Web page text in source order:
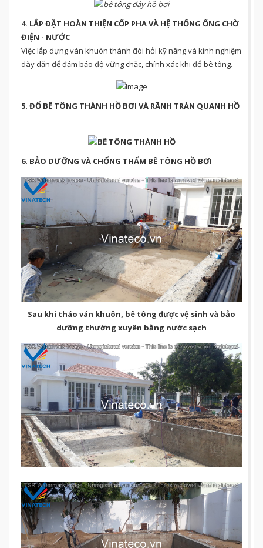
4. LẮP ĐẶT HOÀN THIỆN CỐP PHA VÀ HỆ THỐNG ỐNG CHỜ
ĐIỆN - NƯỚC
Việc lắp dựng ván khuôn thành đòi hỏi kỹ năng và kinh nghiệm
dày dặn để đảm bảo độ vững chắc, chính xác khi đổ bê tông.
5. ĐỔ BÊ TÔNG THÀNH HỒ BƠI VÀ RÃNH TRÀN QUANH HỒ
6. BẢO DƯỠNG VÀ CHỐNG THẤM BÊ TÔNG HỒ BƠI
Sau khi tháo ván khuôn, bê tông được vệ sinh và bảo
dưỡng thường xuyên bằng nước sạch